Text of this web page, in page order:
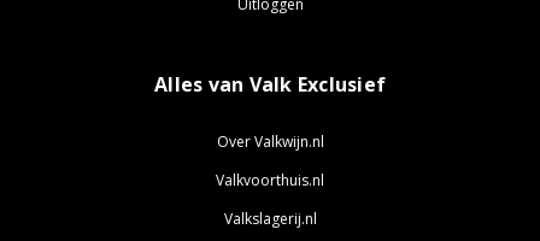
Uitloggen
Alles van Valk Exclusief
Over Valkwijn.nl
Valkvoorthuis.nl
Valkslagerij.nl